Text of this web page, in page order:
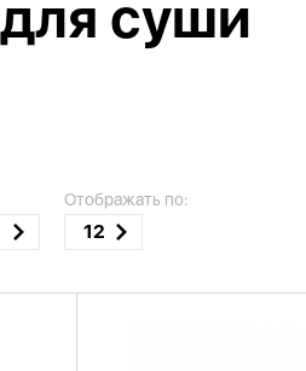
суши
Отображать по:
12